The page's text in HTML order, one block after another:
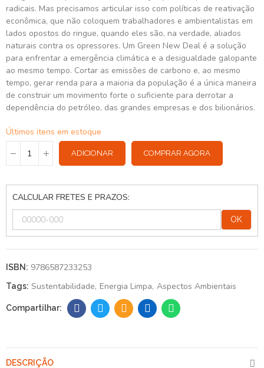
radicais. Mas precisamos articular isso com políticas de reativação
econômica, que não coloquem trabalhadores e ambientalistas em
lados opostos do ringue, quando eles são, na verdade, aliados
naturais contra os opressores. Um Green New Deal é a solução
para enfrentar a emergência climática e a desigualdade galopante
ao mesmo tempo. Cortar as emissões de carbono e, ao mesmo
tempo, gerar renda para a maioria da população é a única maneira
de construir um movimento forte o suficiente para derrotar a
dependência do petróleo, das grandes empresas e dos bilionários.
Últimos itens em estoque
ADICIONAR COMPRAR AGORA
CALCULAR FRETES E PRAZOS:
OK
ISBN: 9786587233253
Tags: Sustentabilidade Energia Limpa Aspectos Ambientais
DESCRIÇÃO